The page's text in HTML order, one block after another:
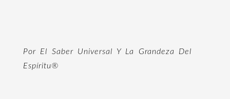
Por El Saber Universal Y La Grandeza Del
Espíritu®